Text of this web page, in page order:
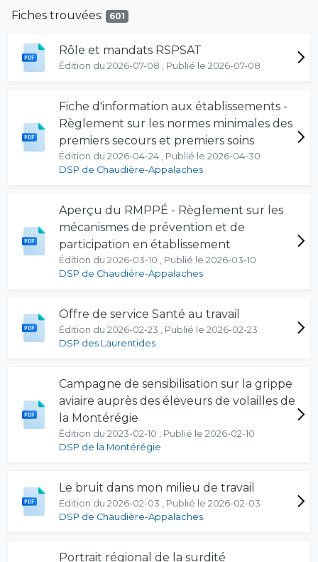
Fiches trouvées: 601
Rôle et mandats RSPSAT
Édition du 2026-07-08 , Publié le 2026-07-08
Fiche d'information aux établissements -
Règlement sur les normes minimales des
premiers secours et premiers soins
Édition du 2026-04-24 , Publié le 2026-04-30
DSP de Chaudière-Appalaches
Aperçu du RMPPÉ - Règlement sur les
mécanismes de prévention et de
participation en établissement
Édition du 2026-03-10 , Publié le 2026-03-10
DSP de Chaudière-Appalaches
Offre de service Santé au travail
Édition du 2026-02-23 , Publié le 2026-02-23
DSP des Laurentides
Campagne de sensibilisation sur la grippe
aviaire auprès des éleveurs de volailles de
la Montérégie
Édition du 2023-02-10 , Publié le 2026-02-10
DSP de la Montérégie
Le bruit dans mon milieu de travail
Édition du 2026-02-03 , Publié le 2026-02-03
DSP de Chaudière-Appalaches
Portrait régional de la surdité